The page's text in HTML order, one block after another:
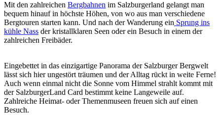
Mit den zahlreichen Bergbahnen im Salzburgerland gelangt man
bequem hinauf in höchste Höhen, von wo aus man verschiedene
Bergtouren starten kann. Und nach der Wanderung ein Sprung ins
kühle Nass der kristallklaren Seen oder ein Besuch in einem der
zahlreichen Freibäder.
Eingebettet in das einzigartige Panorama der Salzburger Bergwelt
lässt sich hier ungestört träumen und der Alltag rückt in weite Ferne!
Auch wenn einmal nicht die Sonne vom Himmel strahlt kommt mit
der SalzburgerLand Card bestimmt keine Langeweile auf.
Zahlreiche Heimat- oder Themenmuseen freuen sich auf einen
Besuch.